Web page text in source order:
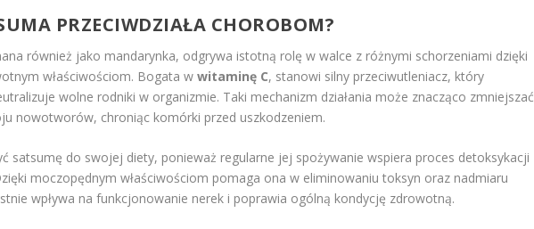
PRZECIWDZIAŁA CHOROBOM?
również jako mandarynka, odgrywa istotną rolę w walce z różnymi schorzeniami dzięki
właściwościom. Bogata w witaminę C, stanowi silny przeciwutleniacz, który
wolne rodniki w organizmie. Taki mechanizm działania może znacząco zmniejszać
nowotworów, chroniąc komórki przed uszkodzeniem.
satsumę do swojej diety, ponieważ regularne jej spożywanie wspiera proces detoksykacji
moczopędnym właściwościom pomaga ona w eliminowaniu toksyn oraz nadmiaru
wpływa na funkcjonowanie nerek i poprawia ogólną kondycję zdrowotną.